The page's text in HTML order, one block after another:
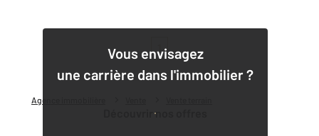
Agence immobilière
Vous envisagez
une carrière dans l'immobilier ?
Découvrir nos offres